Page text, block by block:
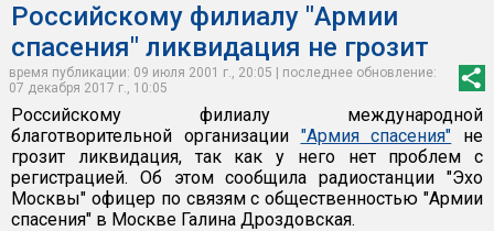
Российскому филиалу "Армии
спасения" ликвидация не грозит
время публикации: 09 июля 2001 г., 20:05 | последнее обновление:
07 декабря 2017 г., 10:05
Российскому филиалу международной
благотворительной организации "Армия спасения" не
грозит ликвидация, так как у него нет проблем с
регистрацией. Об этом сообщила радиостанции "Эхо
Москвы" офицер по связям с общественностью "Армии
спасения" в Москве Галина Дроздовская.